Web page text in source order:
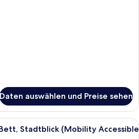
Daten auswählen und Preise sehen
1 Schlafzimmer, Bettwäsche aus
Stadtblick (Mobility Accessible